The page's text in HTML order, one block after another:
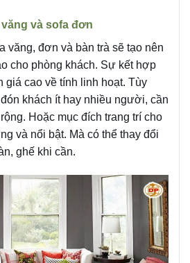
và sofa đơn
văng, đơn và bàn trà sẽ tạo nên
cho phòng khách. Sự kết hợp
giá cao về tính linh hoạt. Tùy
khách ít hay nhiều người, cần
Hoặc mục đích trang trí cho
và nổi bật. Mà có thể thay đổi
ghế khi cần.